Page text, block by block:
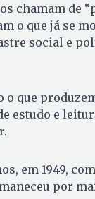
chamam de
o que já se
social e
o que
estudo e
em 1949,
por